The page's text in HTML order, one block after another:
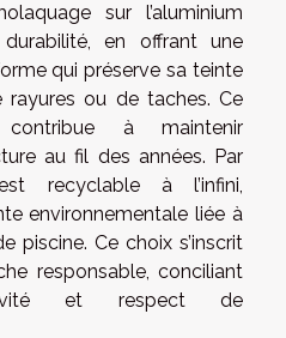
sur l’aluminium
en offrant une
qui préserve sa teinte
rayures ou de taches. Ce
à maintenir
au fil des années. Par
recyclable à l’infini,
environnementale liée à
piscine. Ce choix s’inscrit
responsable, conciliant
et respect de